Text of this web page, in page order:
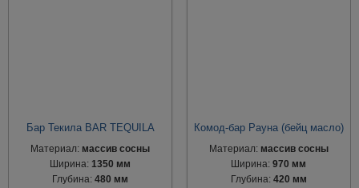
Бар Текила BAR TEQUILA
Материал: массив сосны
Ширина:1350 мм
Глубина:480 мм
Комод-бар Рауна (бейц масло)
Материал: массив сосны
Ширина:970 мм
Глубина: 420 мм